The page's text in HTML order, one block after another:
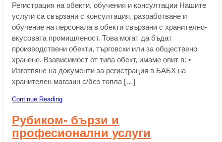
Регистрация на обекти, обучения и консултации Нашите
услуги са свързани с консултация, разработване и
обучение на персонала в обекти свързани с хранително-
вкусовата промишленост. Това могат да бъдат
производствени обекти, търговски или за обществено
хранене. Взависимост от типа обект, имаме опит в: •
Изготвяне на документи за регистрация в БАБХ на
хранителен магазин с/без топла […]
Continue Reading
Рубиком- бързи и
професионални услуги